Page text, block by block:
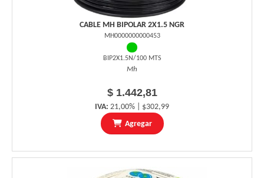
CABLE MH BIPOLAR 2X1.5 NGR
MH0000000000453
BIP2X1.5N/100 MTS
Mh
$ 1.442,81
IVA: 21,00% | $302,99
Agregar